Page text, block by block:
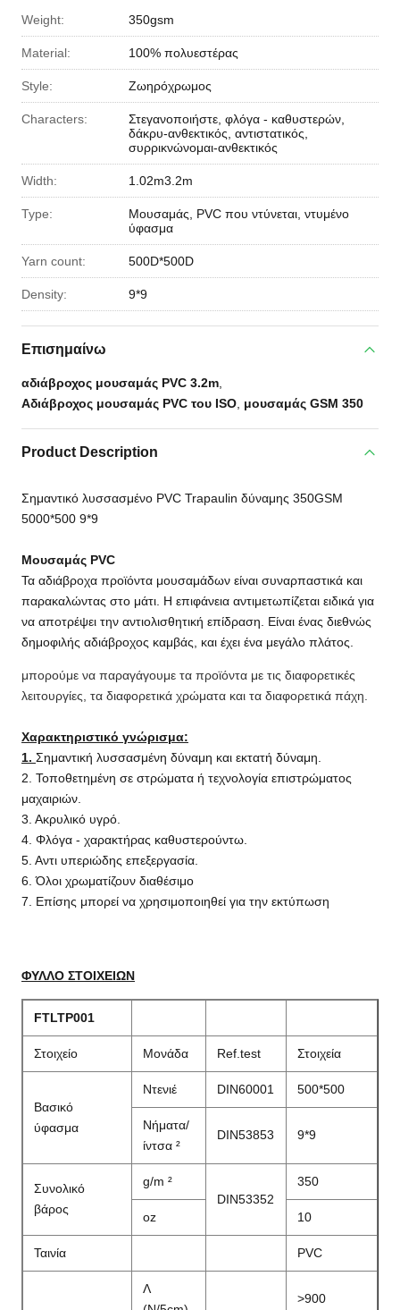
Weight: 350gsm
Material: 100% πολυεστέρας
Style: Ζωηρόχρωμος
Characters:
Στεγανοποιήστε, φλόγα - καθυστερών,
δάκρυ-ανθεκτικός, αντιστατικός,
συρρικνώνομαι-ανθεκτικός
Width: 1.02m3.2m
Type:
Μουσαμάς, PVC που ντύνεται, ντυμένο
ύφασμα
Yarn count: 500D*500D
Density: 9*9
Επισημαίνω
αδιάβροχος μουσαμάς PVC 3.2m
Αδιάβροχος μουσαμάς PVC του ISO μουσαμάς GSM 350
Product Description
Σημαντικό λυσσασμένο PVC Trapaulin δύναμης 350GSM
5000*500 9*9
Μουσαμάς PVC
Τα αδιάβροχα προϊόντα μουσαμάδων είναι συναρπαστικά και
παρακαλώντας στο μάτι. Η επιφάνεια αντιμετωπίζεται ειδικά για
να αποτρέψει την αντιολισθητική επίδραση. Είναι ένας διεθνώς
δημοφιλής αδιάβροχος καμβάς, και έχει ένα μεγάλο πλάτος.
μπορούμε να παραγάγουμε τα προϊόντα με τις διαφορετικές
λειτουργίες, τα διαφορετικά χρώματα και τα διαφορετικά πάχη.
Χαρακτηριστικό γνώρισμα:
1. Σημαντική λυσσασμένη δύναμη και εκτατή δύναμη.
2. Τοποθετημένη σε στρώματα ή τεχνολογία επιστρώματος
μαχαιριών.
3. Ακρυλικό υγρό.
4. Φλόγα - χαρακτήρας καθυστερούντω.
5. Αντι υπεριώδης επεξεργασία.
6. Όλοι χρωματίζουν διαθέσιμο
7. Επίσης μπορεί να χρησιμοποιηθεί για την εκτύπωση
ΦΥΛΛΟ ΣΤΟΙΧΕΙΩΝ
FTLTP001
Στοιχείο Μονάδα Ref.test Στοιχεία
Βασικό
ύφασμα
Ντενιέ DIN60001 500*500
Νήματα/
ίντσα ²
DIN53853 9*9
Συνολικό
βάρος
g/m ²
DIN53352
350
oz 10
Ταινία PVC
Λ
>900